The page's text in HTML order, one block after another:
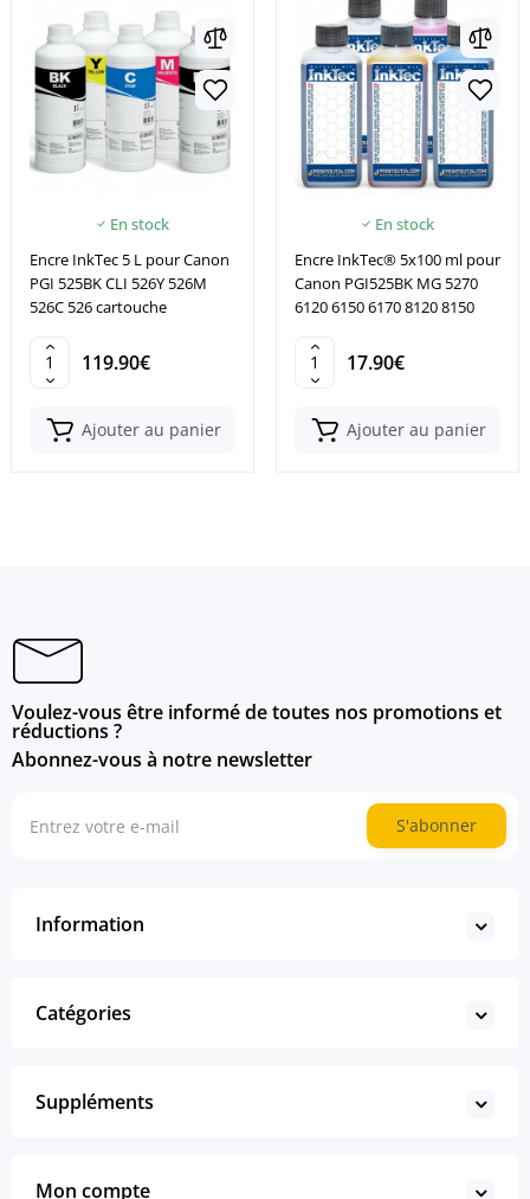
En stock
Encre InkTec 5 L pour Canon
PGI 525BK CLI 526Y 526M
526C 526 cartouche
119.90€
Ajouter au panier
En stock
Encre InkTec® 5x100 ml pour
Canon PGI525BK MG 5270
6120 6150 6170 8120 8150
17.90€
Ajouter au panier
Voulez-vous être informé de toutes nos promotions et
réductions ?
Abonnez-vous à notre newsletter
S'abonner
Information
Catégories
Suppléments
Mon compte